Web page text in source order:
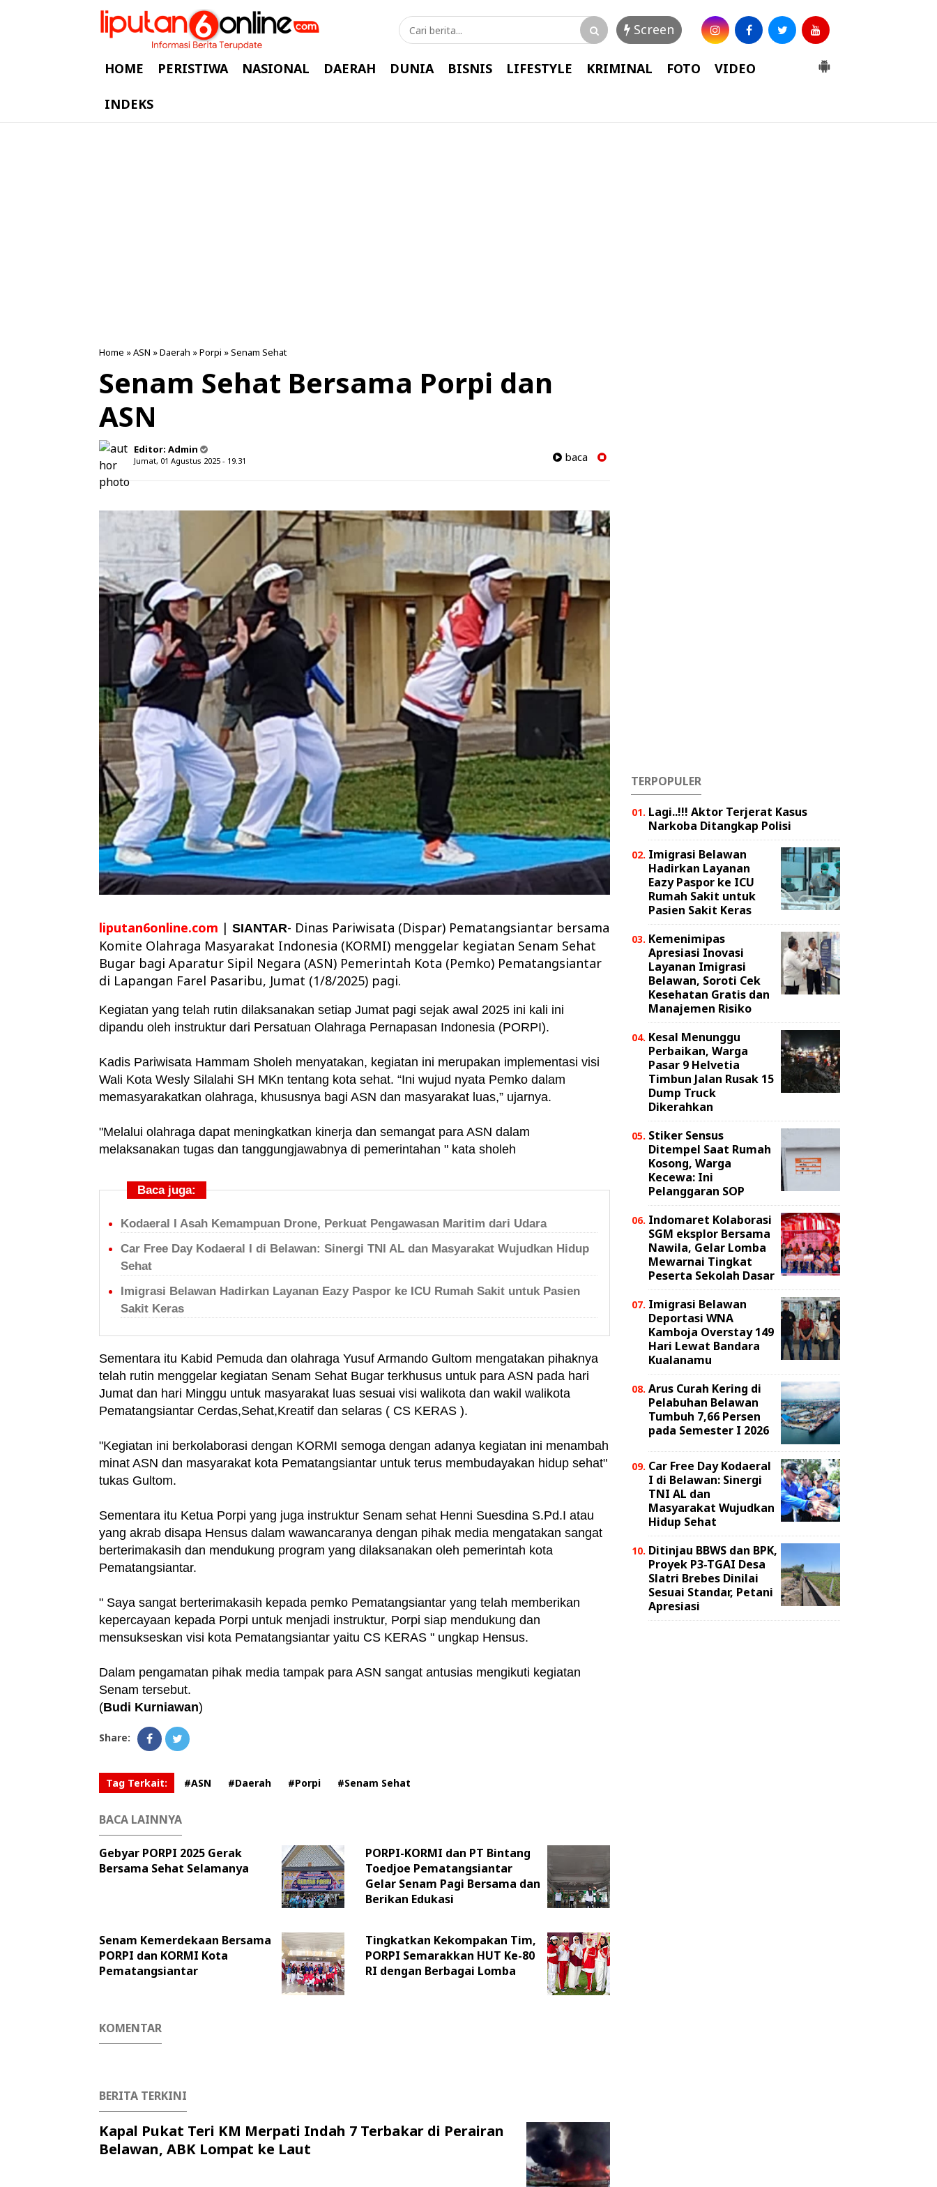
Screen
HOME PERISTIWA NASIONAL DAERAH DUNIA BISNIS LIFESTYLE KRIMINAL FOTO VIDEO
INDEKS
Home »ASN »Daerah »Porpi »Senam Sehat
Senam Sehat Bersama Porpi dan
ASN
Editor: Admin
Jumat, 01 Agustus 2025 - 19.31 baca
liputan6online.com | SIANTAR- Dinas Pariwisata (Dispar) Pematangsiantar bersama
Komite Olahraga Masyarakat Indonesia (KORMI) menggelar kegiatan Senam Sehat
Bugar bagi Aparatur Sipil Negara (ASN) Pemerintah Kota (Pemko) Pematangsiantar
di Lapangan Farel Pasaribu, Jumat (1/8/2025) pagi.
Kegiatan yang telah rutin dilaksanakan setiap Jumat pagi sejak awal 2025 ini kali ini
dipandu oleh instruktur dari Persatuan Olahraga Pernapasan Indonesia (PORPI).
Kadis Pariwisata Hammam Sholeh menyatakan, kegiatan ini merupakan implementasi visi
Wali Kota Wesly Silalahi SH MKn tentang kota sehat. “Ini wujud nyata Pemko dalam
memasyarakatkan olahraga, khususnya bagi ASN dan masyarakat luas,” ujarnya.
"Melalui olahraga dapat meningkatkan kinerja dan semangat para ASN dalam
melaksanakan tugas dan tanggungjawabnya di pemerintahan " kata sholeh
Baca juga:
Kodaeral I Asah Kemampuan Drone, Perkuat Pengawasan Maritim dari Udara
Car Free Day Kodaeral I di Belawan: Sinergi TNI AL dan Masyarakat Wujudkan Hidup
Sehat
Imigrasi Belawan Hadirkan Layanan Eazy Paspor ke ICU Rumah Sakit untuk Pasien
Sakit Keras
Sementara itu Kabid Pemuda dan olahraga Yusuf Armando Gultom mengatakan pihaknya
telah rutin menggelar kegiatan Senam Sehat Bugar terkhusus untuk para ASN pada hari
Jumat dan hari Minggu untuk masyarakat luas sesuai visi walikota dan wakil walikota
Pematangsiantar Cerdas,Sehat,Kreatif dan selaras ( CS KERAS ).
"Kegiatan ini berkolaborasi dengan KORMI semoga dengan adanya kegiatan ini menambah
minat ASN dan masyarakat kota Pematangsiantar untuk terus membudayakan hidup sehat"
tukas Gultom.
Sementara itu Ketua Porpi yang juga instruktur Senam sehat Henni Suesdina S.Pd.I atau
yang akrab disapa Hensus dalam wawancaranya dengan pihak media mengatakan sangat
berterimakasih dan mendukung program yang dilaksanakan oleh pemerintah kota
Pematangsiantar.
" Saya sangat berterimakasih kepada pemko Pematangsiantar yang telah memberikan
kepercayaan kepada Porpi untuk menjadi instruktur, Porpi siap mendukung dan
mensukseskan visi kota Pematangsiantar yaitu CS KERAS " ungkap Hensus.
Dalam pengamatan pihak media tampak para ASN sangat antusias mengikuti kegiatan
Senam tersebut.
(Budi Kurniawan)
Share:
Tag Terkait: #ASN #Daerah #Porpi #Senam Sehat
BACA LAINNYA
Gebyar PORPI 2025 Gerak
Bersama Sehat Selamanya
PORPI-KORMI dan PT Bintang
Toedjoe Pematangsiantar
Gelar Senam Pagi Bersama dan
Berikan Edukasi
Senam Kemerdekaan Bersama
PORPI dan KORMI Kota
Pematangsiantar
Tingkatkan Kekompakan Tim,
PORPI Semarakkan HUT Ke-80
RI dengan Berbagai Lomba
KOMENTAR
BERITA TERKINI
Kapal Pukat Teri KM Merpati Indah 7 Terbakar di Perairan
Belawan, ABK Lompat ke Laut
TERPOPULER
Lagi..!!! Aktor Terjerat Kasus
Narkoba Ditangkap Polisi
Imigrasi Belawan
Hadirkan Layanan
Eazy Paspor ke ICU
Rumah Sakit untuk
Pasien Sakit Keras
Kemenimipas
Apresiasi Inovasi
Layanan Imigrasi
Belawan, Soroti Cek
Kesehatan Gratis dan
Manajemen Risiko
Kesal Menunggu
Perbaikan, Warga
Pasar 9 Helvetia
Timbun Jalan Rusak 15
Dump Truck
Dikerahkan
Stiker Sensus
Ditempel Saat Rumah
Kosong, Warga
Kecewa: Ini
Pelanggaran SOP
Indomaret Kolaborasi
SGM eksplor Bersama
Nawila, Gelar Lomba
Mewarnai Tingkat
Peserta Sekolah Dasar
Imigrasi Belawan
Deportasi WNA
Kamboja Overstay 149
Hari Lewat Bandara
Kualanamu
Arus Curah Kering di
Pelabuhan Belawan
Tumbuh 7,66 Persen
pada Semester I 2026
Car Free Day Kodaeral
I di Belawan: Sinergi
TNI AL dan
Masyarakat Wujudkan
Hidup Sehat
Ditinjau BBWS dan BPK,
Proyek P3-TGAI Desa
Slatri Brebes Dinilai
Sesuai Standar, Petani
Apresiasi